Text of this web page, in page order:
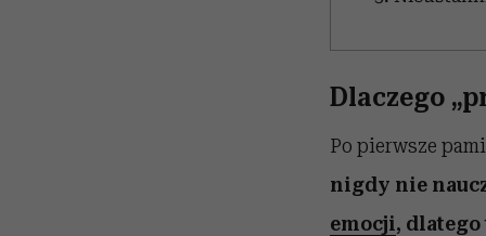
Dlaczego
Po pierwsze
nigdy nie
emocji, dlatego